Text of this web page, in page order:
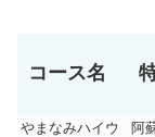
コース名
やまなみハイウ
阿